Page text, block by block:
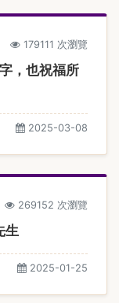
179111 次瀏覽
，也祝福所
2025-03-08
269152 次瀏覽
生
2025-01-25